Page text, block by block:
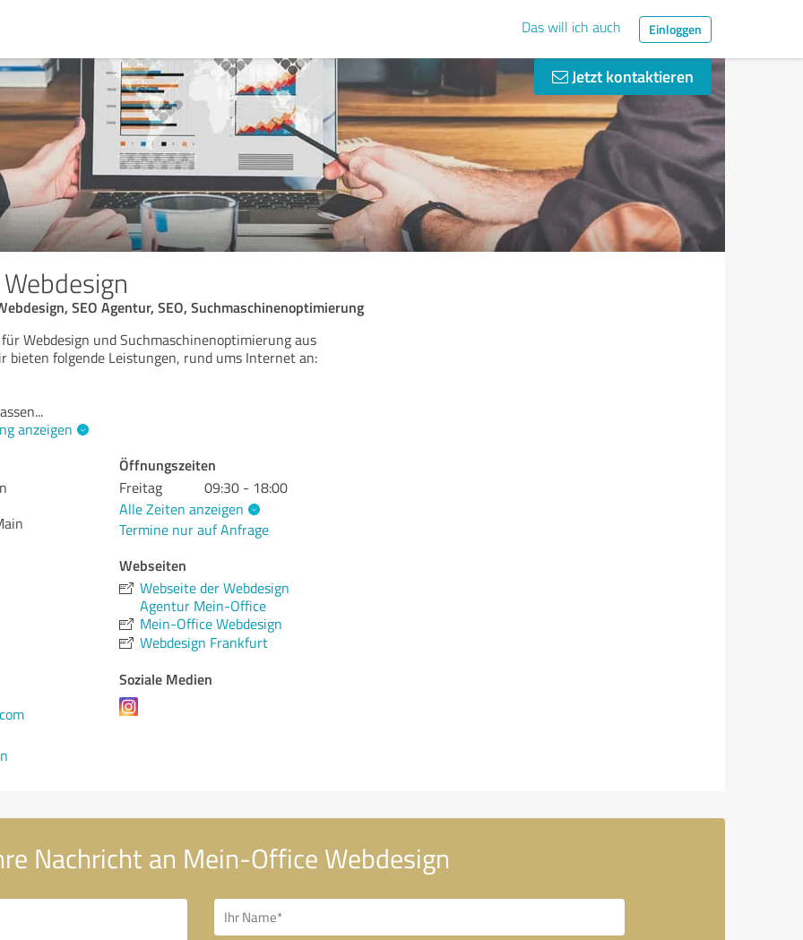
Das will ich auch Einloggen
Jetzt kontaktieren
SEO Agentur, SEO, Suchmaschinenoptimierung
Webdesign und Suchmaschinenoptimierung aus
bieten folgende Leistungen, rund ums Internet an:
...
anzeigen
Öffnungszeiten
Freitag
09:30 - 18:00
Alle Zeiten anzeigen
Termine nur auf Anfrage
Webseiten
Webseite der Webdesign
Agentur Mein-Office
Mein-Office Webdesign
Webdesign Frankfurt
Soziale Medien
Nachricht an Mein-Office Webdesign